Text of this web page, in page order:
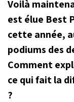
Voilà
est élue Best
cette année,
podiums des
Comment
ce qui fait la
?